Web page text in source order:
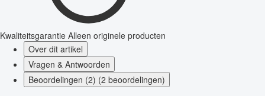
Kwaliteitsgarantie Alleen originele producten
Over dit artikel
Vragen & Antwoorden
Beoordelingen (2) (2 beoordelingen)